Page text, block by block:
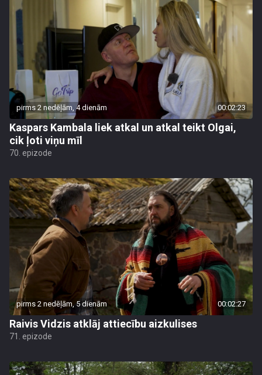
pirms 2 nedēļām, 4 dienām 00:02:23
Kaspars Kambala liek atkal un atkal teikt Olgai,
cik ļoti viņu mīl
70. epizode
pirms 2 nedēļām, 5 dienām 00:02:27
Raivis Vidzis atklāj attiecību aizkulises
71. epizode